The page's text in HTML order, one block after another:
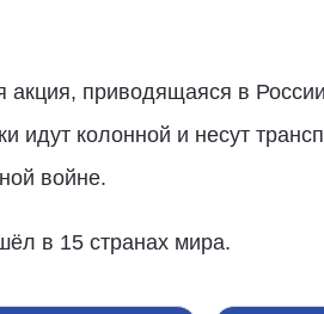
приводящаяся в
идут колонной и несут
войне.
в 15 странах мира.